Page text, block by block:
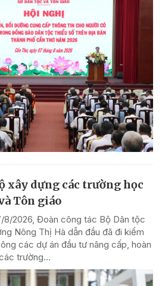
xây dựng các trường học
Tôn giáo
8/2026, Đoàn công tác Bộ Dân tộc
Nông Thị Hà dẫn đầu đã đi kiểm
các dự án đầu tư nâng cấp, hoàn
trường...